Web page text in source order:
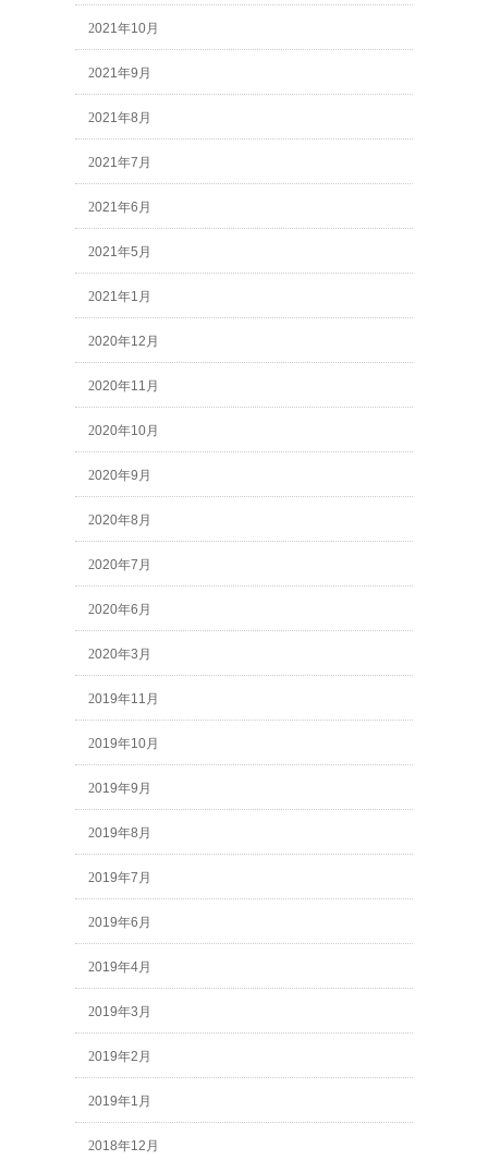
2021年10月
2021年9月
2021年8月
2021年7月
2021年6月
2021年5月
2021年1月
2020年12月
2020年11月
2020年10月
2020年9月
2020年8月
2020年7月
2020年6月
2020年3月
2019年11月
2019年10月
2019年9月
2019年8月
2019年7月
2019年6月
2019年4月
2019年3月
2019年2月
2019年1月
2018年12月